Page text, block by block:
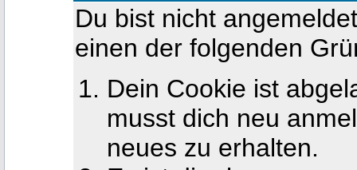
Du bist nicht
einen der folgenden
Dein Cookie ist
musst dich neu
neues zu erhalten.